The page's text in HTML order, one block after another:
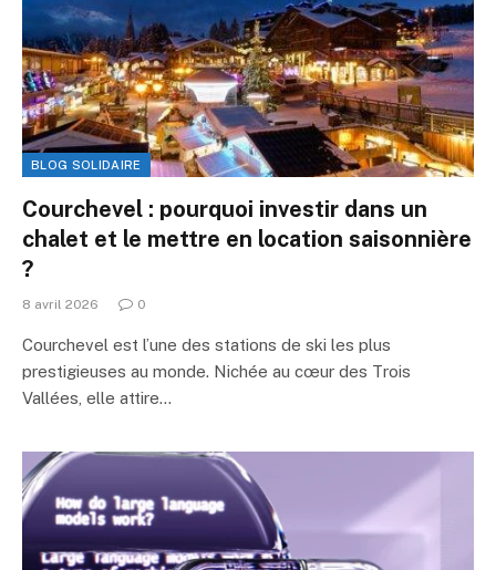
BLOG SOLIDAIRE
Courchevel : pourquoi investir dans un
chalet et le mettre en location saisonnière
?
8 avril 2026 0
Courchevel est l’une des stations de ski les plus
prestigieuses au monde. Nichée au cœur des Trois
Vallées, elle attire…